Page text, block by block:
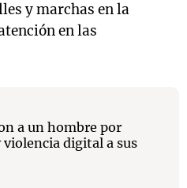
y marchas en la
en las
a un hombre por
violencia digital a sus